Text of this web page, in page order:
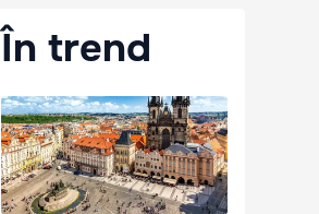
În trend